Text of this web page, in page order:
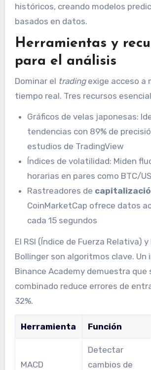
históricos, creando modelos
basados en datos.
Herramientas y
para el análisis
Dominar el tradingexige acceso a
tiempo real. Tres recursos
Gráficos de velas japonesas:
tendencias con 89% de
estudios de TradingView
Índices de volatilidad: Miden
horarias en pares como BTC/
Rastreadores de
CoinMarketCap ofrece datos
cada 15 segundos
El RSI (Índice de Fuerza Relativa)
Bollinger son algoritmos clave. Un
Binance Academy demuestra que
combinado reduce errores de
32%.
Herramienta Función
MACD
Detectar
cambios de